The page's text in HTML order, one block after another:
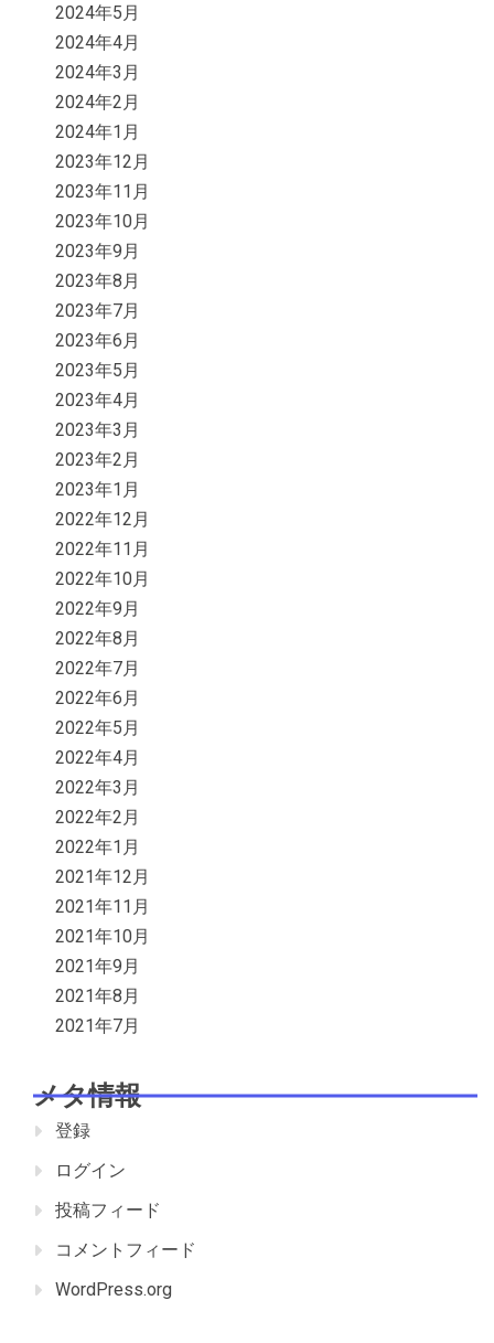
2024年5月
2024年4月
2024年3月
2024年2月
2024年1月
2023年12月
2023年11月
2023年10月
2023年9月
2023年8月
2023年7月
2023年6月
2023年5月
2023年4月
2023年3月
2023年2月
2023年1月
2022年12月
2022年11月
2022年10月
2022年9月
2022年8月
2022年7月
2022年6月
2022年5月
2022年4月
2022年3月
2022年2月
2022年1月
2021年12月
2021年11月
2021年10月
2021年9月
2021年8月
2021年7月
メタ情報
登録
ログイン
投稿フィード
コメントフィード
WordPress.org